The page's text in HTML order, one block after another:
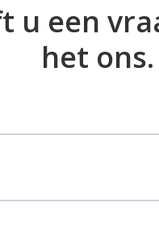
u een
het ons.